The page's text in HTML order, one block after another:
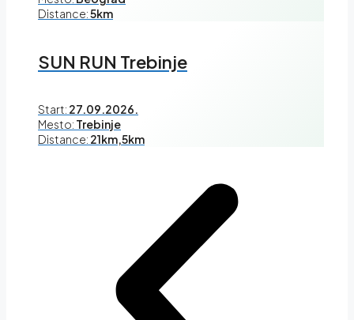
Distance:5km
SUN RUN Trebinje
Start: 27.09.2026.
Mesto: Trebinje
Distance: 21km,5km